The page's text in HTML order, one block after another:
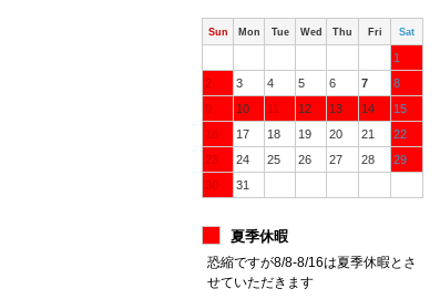
Sun Mon Tue Wed Thu Fri Sat
1
2
3 4 5 6 7
8
9
10 11 12 13 14
15
16
17 18 19 20 21
22
23
24 25 26 27 28
29
30
31
夏季休暇
恐縮ですが8/8-8/16は夏季休暇とさ
せていただきます